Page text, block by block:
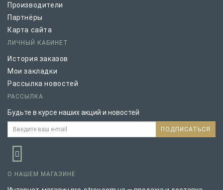
Производители
Партнёры
Карта сайта
ЛИЧНЫЙ КАБИНЕТ
История заказов
Мои закладки
Рассылка новостей
РАССЫЛКА
Будьте в курсе наших акций и новостей
ПОДПИСАТЬСЯ
О НАШЕМ МАГАЗИНЕ